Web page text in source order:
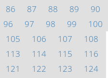
86 87 88 89
90
96 97 98 99
100
105 106 107
108
113 114 115
116
121 122 123
124